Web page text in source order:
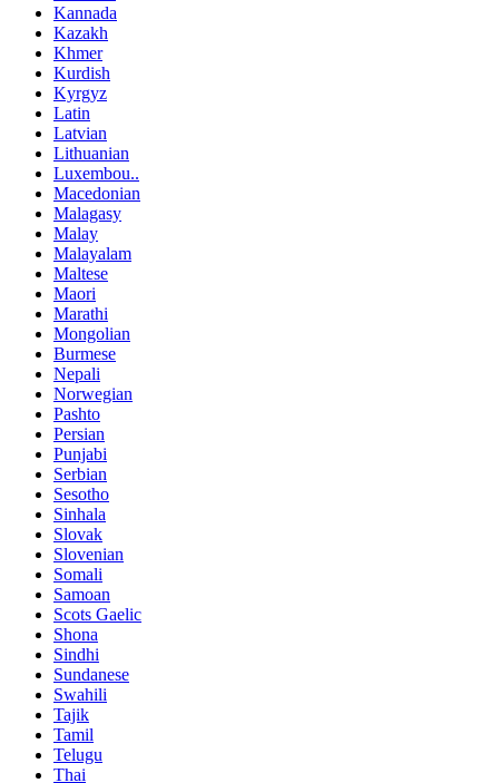
Kannada
Kazakh
Khmer
Kurdish
Kyrgyz
Latin
Latvian
Lithuanian
Luxembou..
Macedonian
Malagasy
Malay
Malayalam
Maltese
Maori
Marathi
Mongolian
Burmese
Nepali
Norwegian
Pashto
Persian
Punjabi
Serbian
Sesotho
Sinhala
Slovak
Slovenian
Somali
Samoan
Scots Gaelic
Shona
Sindhi
Sundanese
Swahili
Tajik
Tamil
Telugu
Thai